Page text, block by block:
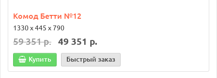
Комод Бетти №12
1330 х 445 х 790
59 351 р. 49 351 р.
Купить Быстрый заказ